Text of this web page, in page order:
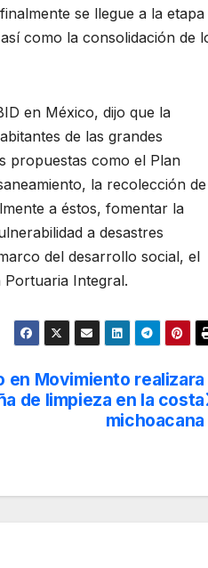
se llegue a la etapa
como la consolidación de
en México, dijo que la
de las grandes
propuestas como el Plan
la recolección de
a éstos, fomentar la
a desastres
del desarrollo social, el
Portuaria Integral.
en Movimiento realizara
de limpieza en la costa
michoacana